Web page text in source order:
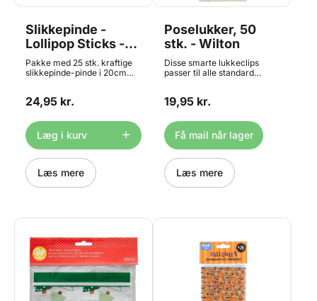
Slikkepinde -
Lollipop Sticks -
20cm, 25 stk
Pakke med 25 stk. kraftige
slikkepinde-pinde i 20cm
Perfekte til
cakepops og meget mere!
Tåler ikke at blive bagt i ovn.
24,95 kr.
Læg i kurv
Læs mere
Poselukker, 50
stk. - Wilton
Disse smarte lukkeclips
passer til alle standard
slikposer til fødselsdag og
Indhold: 50 poselukkere i
sølv.
19,95 kr.
Få mail når lager
Læs mere